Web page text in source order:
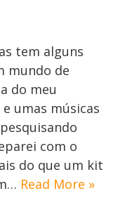
tem alguns
mundo de
do meu
umas músicas
com o
do que um kit
Read More »